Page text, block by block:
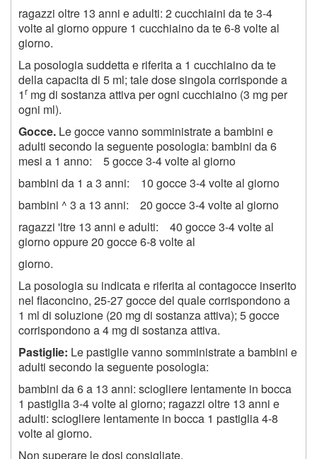
ragazzi oltre 13 anni e adulti: 2cucchiaini da te 3-4
volte al giorno oppure 1 cucchiaino da te 6-8 volte al
giorno.
La posologia suddetta e riferita a 1 cucchiaino da te
della capacita di 5 ml; tale dose singola corrisponde a
1r mg di sostanza attiva per ogni cucchiaino (3 mg per
ogni ml).
Gocce. Le gocce vanno somministrate a bambini e
adulti secondo la seguente posologia: bambini da 6
mesi a 1 anno: 5 gocce 3-4 volte al giorno
bambini da 1 a 3 anni: 10 gocce 3-4 volte al giorno
bambini ^ 3 a 13 anni: 20 gocce 3-4 volte al giorno
ragazzi 'ltre 13 anni e adulti: 40 gocce 3-4 volte al
giorno oppure 20 gocce 6-8 volte al
giorno.
La posologia su indicata e riferita al contagocce inserito
nel flaconcino, 25-27 gocce del quale corrispondono a
1 ml di soluzione (20 mg di sostanza attiva); 5 gocce
corrispondono a 4 mg di sostanza attiva.
Pastiglie: Le pastiglie vanno somministrate a bambini e
adulti secondo la seguente posologia:
bambini da 6 a 13 anni: sciogliere lentamente in bocca
1 pastiglia 3-4 volte al giorno; ragazzi oltre 13 anni e
adulti: sciogliere lentamente in bocca 1 pastiglia 4-8
volte al giorno.
Non superare le dosi consigliate.